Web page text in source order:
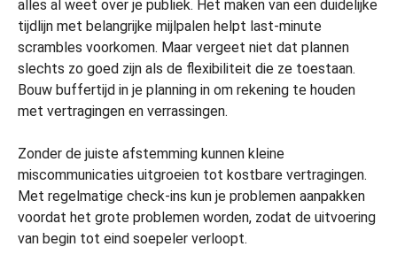
alles al weet over je publiek. Het maken van een duidelijke
tijdlijn met belangrijke mijlpalen helpt last-minute
scrambles voorkomen. Maar vergeet niet dat plannen
slechts zo goed zijn als de flexibiliteit die ze toestaan.
Bouw buffertijd in je planning in om rekening te houden
met vertragingen en verrassingen.
Zonder de juiste afstemming kunnen kleine
miscommunicaties uitgroeien tot kostbare vertragingen.
Met regelmatige check-ins kun je problemen aanpakken
voordat het grote problemen worden, zodat de uitvoering
van begin tot eind soepeler verloopt.